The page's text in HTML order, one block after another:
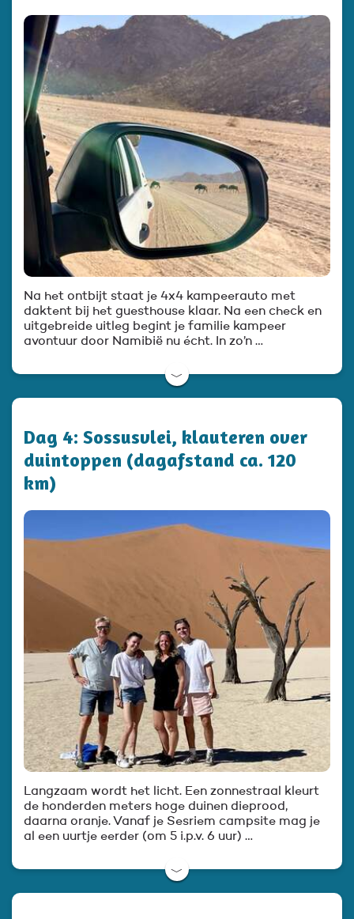
Na het ontbijt staat je 4x4 kampeerauto met
daktent bij het guesthouse klaar. Na een check en
uitgebreide uitleg begint je familie kampeer
avontuur door Namibië nu écht. In zo’n …
﹀
Dag 4: Sossusvlei, klauteren over
duintoppen (dagafstand ca. 120
km)
Langzaam wordt het licht. Een zonnestraal kleurt
de honderden meters hoge duinen dieprood,
daarna oranje. Vanaf je Sesriem campsite mag je
al een uurtje eerder (om 5 i.p.v. 6 uur) …
﹀